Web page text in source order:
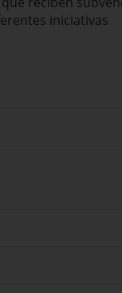
iniciativas